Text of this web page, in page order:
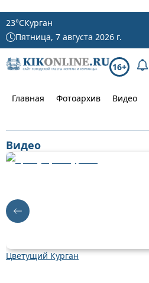
23°CКурган
Пятница, 7 августа 2026 г.
16+
Главная Фотоархив Видео
Видео
Цветущий Курган